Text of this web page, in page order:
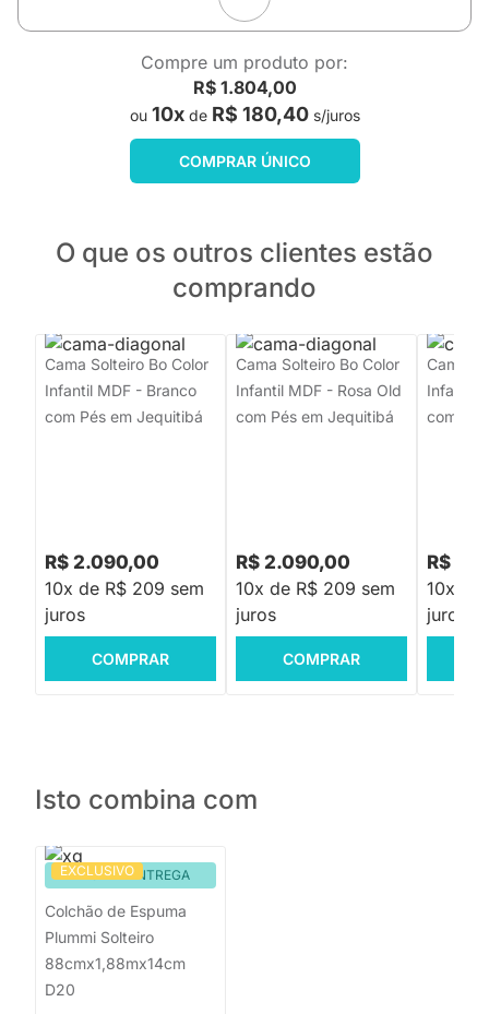
Compre um produto por:
R$ 1.804,00
ou 10xde R$ 180,40s/juros
COMPRAR ÚNICO
O que os outros clientes estão
comprando
Cama Solteiro Bo Color
Infantil MDF - Branco
com Pés em Jequitibá
R$ 2.090,00
10x de R$ 209 sem
juros
COMPRAR
Cama Solteiro Bo Color
Infantil MDF - Rosa Old
com Pés em Jequitibá
R$ 2.090,00
10x de R$ 209 sem
juros
COMPRAR
Cama
Infantil
com
R$
10x de
juros
Isto combina com
EXCLUSIVO
PRONTA ENTREGA
Colchão de Espuma
Plummi Solteiro
88cmx1,88mx14cm
D20